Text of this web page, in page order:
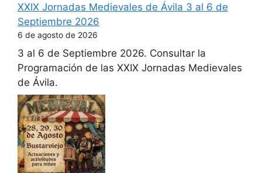
XXIX Jornadas Medievales de Ávila 3 al 6 de
Septiembre 2026
6 de agosto de 2026
3 al 6 de Septiembre 2026. Consultar la
Programación de las XXIX Jornadas Medievales
de Ávila.